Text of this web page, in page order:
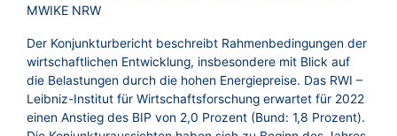
MWIKE NRW
Der Konjunkturbericht beschreibt Rahmenbedingungen der
wirtschaftlichen Entwicklung, insbesondere mit Blick auf
die Belastungen durch die hohen Energiepreise. Das RWI –
Leibniz-Institut für Wirtschaftsforschung erwartet für 2022
einen Anstieg des BIP von 2,0 Prozent (Bund: 1,8 Prozent).